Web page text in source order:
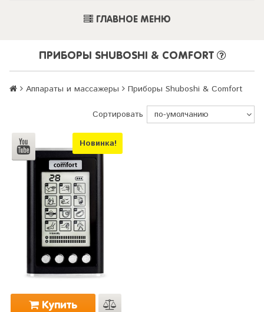
ГЛАВНОЕ МЕНЮ
ПРИБОРЫ SHUBOSHI & COMFORT
Аппараты и массажеры Приборы Shuboshi & Comfort
Сортировать
Новинка!
Купить